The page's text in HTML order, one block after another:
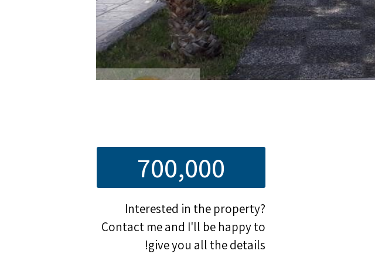
700,000
Interested in the property?
Contact me and I'll be happy to
give you all the details!